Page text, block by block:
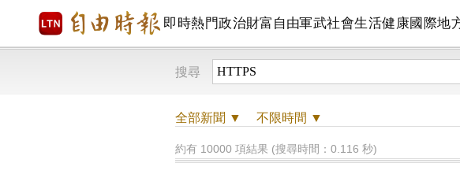
即時熱門政治財富自由軍武社會生活健康國際地
搜尋
全部新聞 ▼ 不限時間 ▼
約有 10000 項結果 (搜尋時間：0.116 秒)